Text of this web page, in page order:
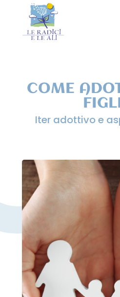
COME
Iter adottivo e